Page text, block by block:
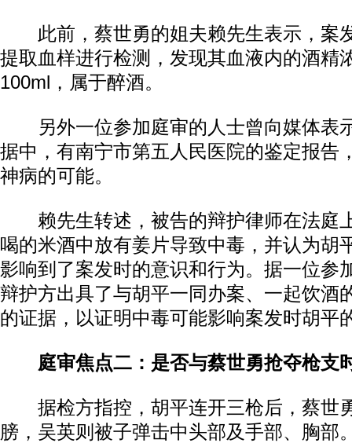
此前，蔡世勇的姐夫赖先生表示，案
提取血样进行检测，发现其血液内的酒精
100ml，属于醉酒。
另外一位参加庭审的人士曾向媒体表
据中，有南宁市第五人民医院的鉴定报告
神病的可能。
赖先生转述，被告的辩护律师在法庭
喝的米酒中放有姜片导致中毒，并认为胡
影响到了案发时的意识和行为。据一位参
辩护方出具了与胡平一同办案、一起饮酒
的证据，以证明中毒可能影响案发时胡平
庭审焦点二：是否与蔡世勇抢夺枪支
据检方指控，胡平连开三枪后，蔡世
膀，吴英则被子弹击中头部及手部、胸部